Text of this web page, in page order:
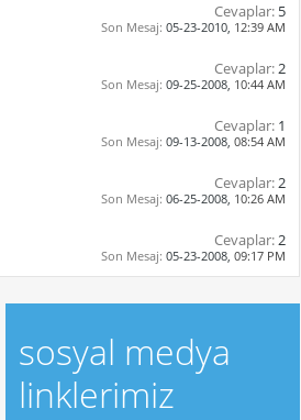
Cevaplar: 5
Son Mesaj: 05-23-2010, 12:39 AM
Cevaplar:2
Son Mesaj: 09-25-2008, 10:44 AM
Cevaplar: 1
Son Mesaj: 09-13-2008, 08:54 AM
Cevaplar:2
Son Mesaj: 06-25-2008, 10:26 AM
Cevaplar:2
Son Mesaj: 05-23-2008, 09:17 PM
sosyal medya
linklerimiz